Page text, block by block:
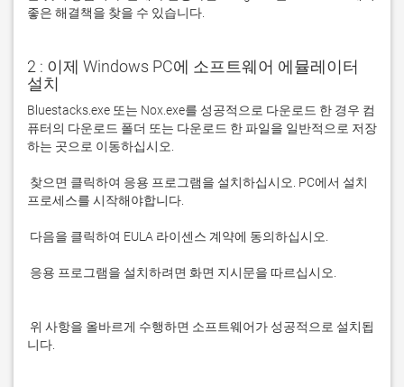
좋은 해결책을 찾을 수 있습니다.
2 : 이제 Windows PC에 소프트웨어 에뮬레이터
설치
Bluestacks.exe 또는 Nox.exe를 성공적으로 다운로드 한 경우 컴
퓨터의 다운로드 폴더 또는 다운로드 한 파일을 일반적으로 저장
니다.